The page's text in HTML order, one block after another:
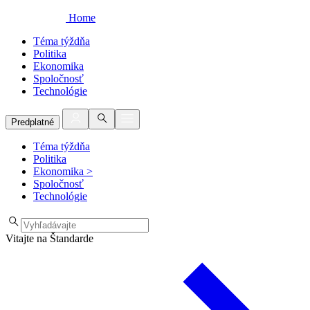
Home
Téma týždňa
Politika
Ekonomika
Spoločnosť
Technológie
Predplatné
Téma týždňa
Politika
Ekonomika >
Spoločnosť
Technológie
Vitajte na Štandarde